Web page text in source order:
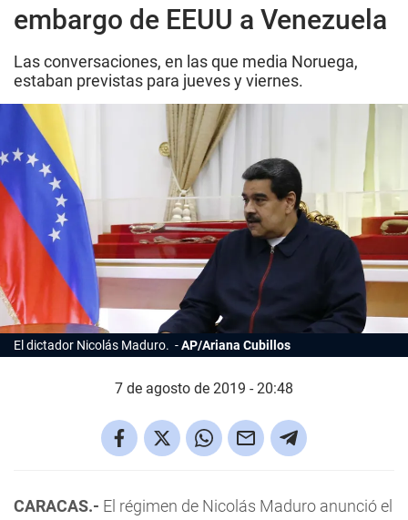
embargo de EEUU a Venezuela
Las conversaciones, en las que media Noruega,
estaban previstas para jueves y viernes.
El dictador Nicolás Maduro. AP/Ariana Cubillos
7 de agosto de 2019 - 20:48
CARACAS.- El régimen de Nicolás Maduro anunció el